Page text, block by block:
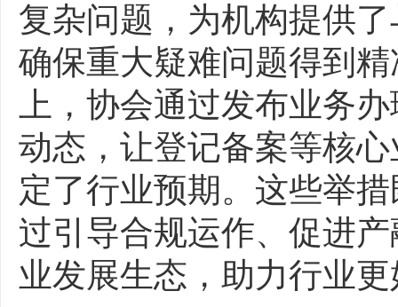
复杂问题，为机构提供
确保重大疑难问题得到
上，协会通过发布业务
动态，让登记备案等核
定了行业预期。这些举
过引导合规运作、促进
业发展生态，助力行业